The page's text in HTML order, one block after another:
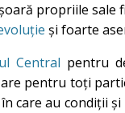
propriile sale
și foarte
Central pentru
pentru toți
care au condiții